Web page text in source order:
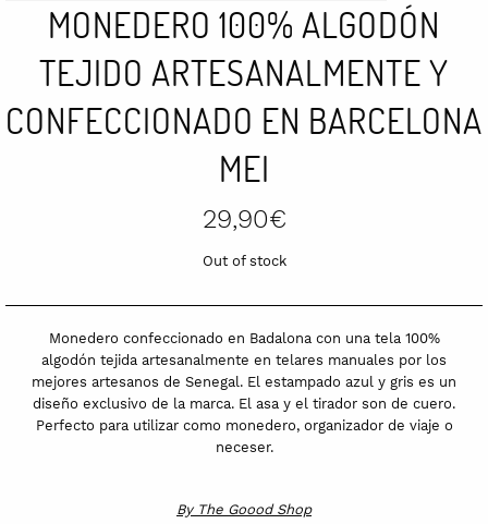
MONEDERO 100% ALGODÓN
TEJIDO ARTESANALMENTE Y
CONFECCIONADO EN BARCELONA
MEI
29,90€
Out of stock
Monedero confeccionado en Badalona con una tela 100%
algodón tejida artesanalmente en telares manuales por los
mejores artesanos de Senegal. El estampado azul y gris es un
diseño exclusivo de la marca. El asa y el tirador son de cuero.
Perfecto para utilizar como monedero, organizador de viaje o
neceser.
By The Goood Shop